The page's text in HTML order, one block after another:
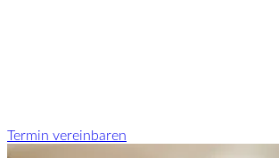
Termin vereinbaren